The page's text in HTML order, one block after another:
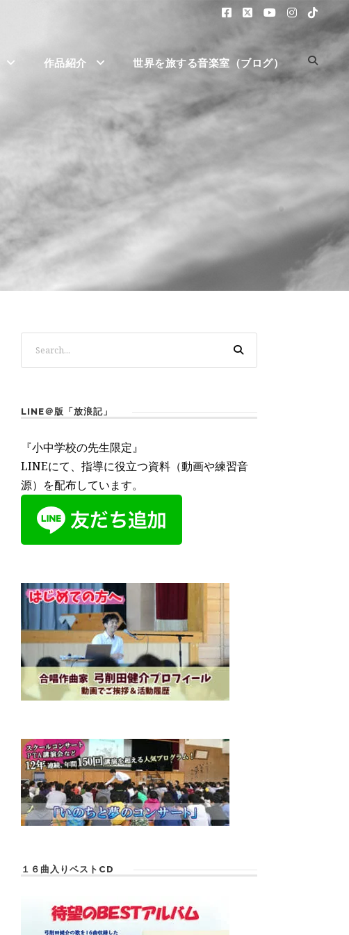
作品紹介 世界を旅する音楽室（ブログ）
LINE＠版「放浪記」
『小中学校の先生限定』
LINEにて、指導に役立つ資料（動画や練習音
源）を配布しています。
１６曲入りベストCD